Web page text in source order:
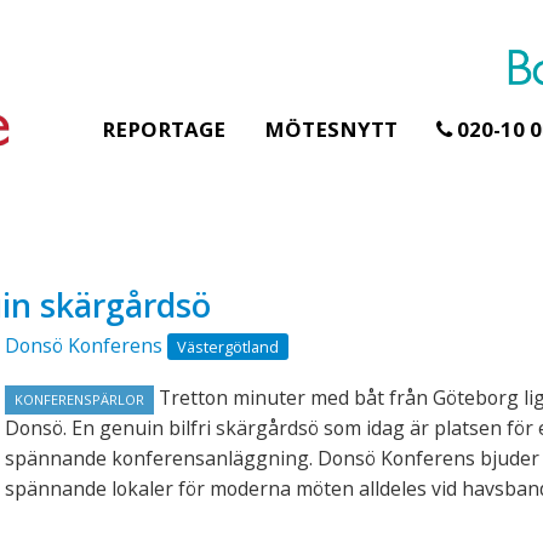
REPORTAGE MÖTESNYTT 020-10
skärgårdsö
Donsö Konferens Västergötland
KONFERENSPÄRLOR
Tretton minuter med båt från Göteborg
Donsö. En genuin bilfri skärgårdsö som idag är platsen för
spännande konferensanläggning. Donsö Konferens bjuder
spännande lokaler för moderna möten alldeles vid
SPA & Konferens
Åhus Seaside Take
Over erbjudande
Ta över ett helt hotell. På
stranden i Åhus. För grupper
erbjuder vi en full abonnering
av Åhus Seaside SPA &
Konferens. Under er vistelse är
Samla teamet för två
konferensdagar med
övernattning i privat
skogsmiljö, endast
minuter från Göteborg.